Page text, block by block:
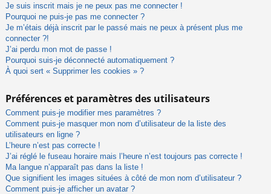
Je suis inscrit mais je ne peux pas me connecter !
Pourquoi ne puis-je pas me connecter ?
Je m’étais déjà inscrit par le passé mais ne peux à présent plus me
connecter ?!
J’ai perdu mon mot de passe !
Pourquoi suis-je déconnecté automatiquement ?
À quoi sert « Supprimer les cookies » ?
Préférences et paramètres des utilisateurs
Comment puis-je modifier mes paramètres ?
Comment puis-je masquer mon nom d’utilisateur de la liste des
utilisateurs en ligne ?
L’heure n’est pas correcte !
J’ai réglé le fuseau horaire mais l’heure n’est toujours pas correcte !
Ma langue n’apparaît pas dans la liste !
Que signifient les images situées à côté de mon nom d’utilisateur ?
Comment puis-je afficher un avatar ?